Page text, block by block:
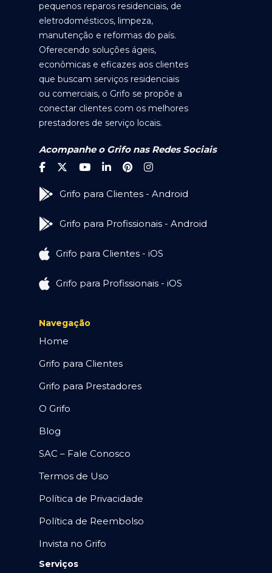
pequenos reparos residenciais, de
eletrodomésticos, limpeza,
manutenção e reformas do país.
Oferecendo soluções ágeis,
econômicas e eficazes aos clientes
que buscam serviços residenciais
ou comerciais, o Grifo se propõe a
conectar clientes com os melhores
prestadores de serviço locais.
Acompanhe o Grifo nas Redes Sociais
Grifo para Clientes - Android
Grifo para Profissionais - Android
Grifo para Clientes - iOS
Grifo para Profissionais - iOS
Navegação
Home
Grifo para Clientes
Grifo para Prestadores
O Grifo
Blog
SAC – Fale Conosco
Termos de Uso
Política de Privacidade
Política de Reembolso
Invista no Grifo
Serviços